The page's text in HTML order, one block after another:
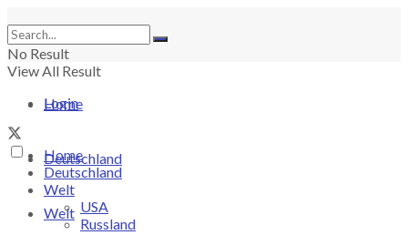
No Result
View All Result
Login
Home
Deutschland
Welt
Home
Deutschland
Welt
USA
Russland